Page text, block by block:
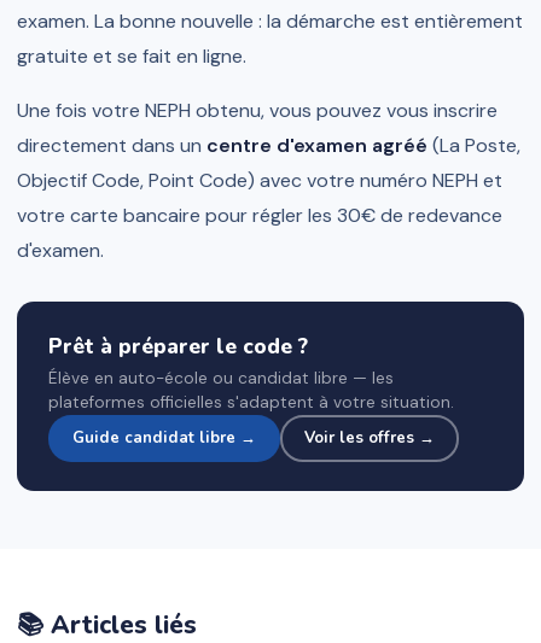
examen. La bonne nouvelle : la démarche est entièrement
gratuite et se fait en ligne.
Une fois votre NEPH obtenu, vous pouvez vous inscrire
directement dans un centre d'examen agréé (La Poste,
Objectif Code, Point Code) avec votre numéro NEPH et
votre carte bancaire pour régler les 30€ de redevance
d'examen.
Prêt à préparer le code ?
Élève en auto-école ou candidat libre — les
plateformes officielles s'adaptent à votre situation.
Guide candidat libre → Voir les offres →
📚 Articles liés